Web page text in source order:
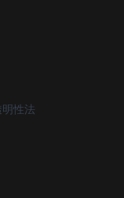
性法